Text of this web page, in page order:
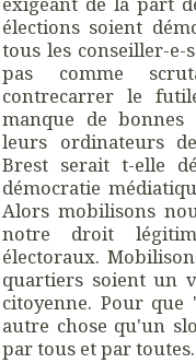
élections soient
tous les conseiller-
pas comme
contrecarrer le
manque de
leurs ordinateurs
Brest serait t-elle
démocratie
Alors mobilisons
notre droit
électoraux.
quartiers soient un
citoyenne. Pour
autre chose qu'un
par tous et par toutes.